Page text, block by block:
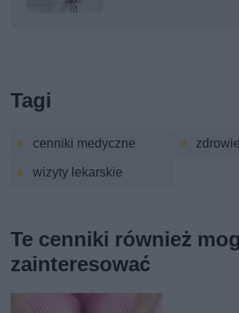
Tagi
cenniki medyczne
zdrowie
wizyty lekarskie
Te cenniki również
zainteresować